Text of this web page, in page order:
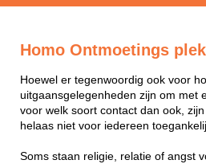
Homo Ontmoetings
Hoewel er tegenwoordig ook voor
uitgaansgelegenheden zijn om met
voor welk soort contact dan ook,
helaas niet voor iedereen
Soms staan religie, relatie of angst